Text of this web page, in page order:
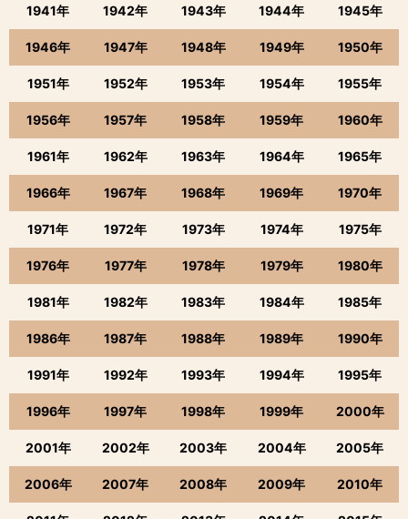
1941年 1942年 1943年 1944年 1945年
1946年 1947年 1948年 1949年 1950年
1951年 1952年 1953年 1954年 1955年
1956年 1957年 1958年 1959年 1960年
1961年 1962年 1963年 1964年 1965年
1966年 1967年 1968年 1969年 1970年
1971年 1972年 1973年 1974年 1975年
1976年 1977年 1978年 1979年 1980年
1981年 1982年 1983年 1984年 1985年
1986年 1987年 1988年 1989年 1990年
1991年 1992年 1993年 1994年 1995年
1996年 1997年 1998年 1999年 2000年
2001年 2002年 2003年 2004年 2005年
2006年 2007年 2008年 2009年 2010年